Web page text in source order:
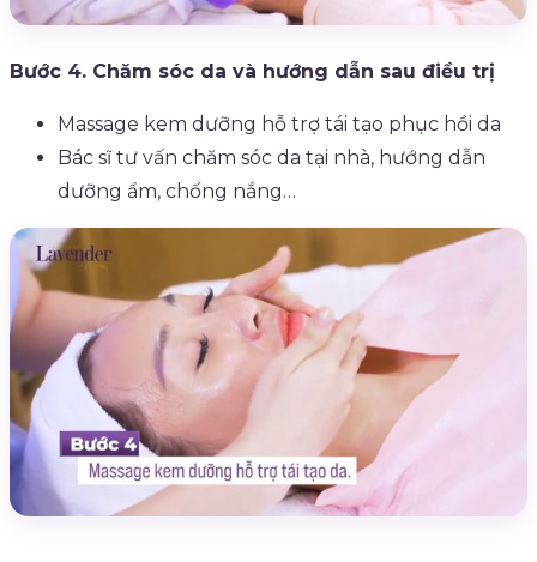
Bước 4. Chăm sóc da và hướng dẫn sau điều trị
Massage kem dưỡng hỗ trợ tái tạo phục hồi da
Bác sĩ tư vấn chăm sóc da tại nhà, hướng dẫn
dưỡng ẩm, chống nắng…